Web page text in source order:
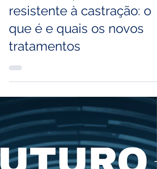
8 de dez. de 2025
Câncer de próstata
tratamentos